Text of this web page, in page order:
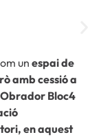
un espai de
amb cessió a
Bloc4
en aquest